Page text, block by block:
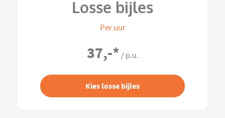
Losse bijles
Per uur
37,-* / p.u.
Kies losse bijles